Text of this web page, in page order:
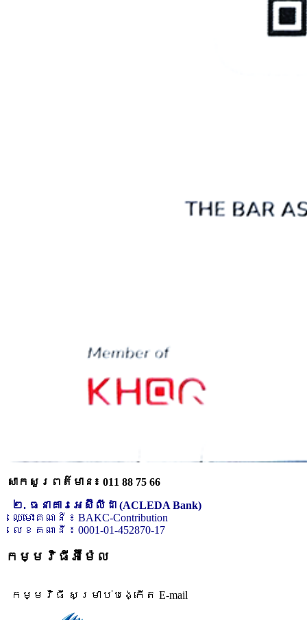
សាកសួរពត៌មាន៖ 011 88 75 66
២. ធនាគារអេស៊ីលីដា (ACLEDA Bank)
ឈ្មោះគណនី ៖ BAKC-Contribution
លេខគណនី ៖ 0001-01-452870-17
កម្មវិធីអ៊ីម៉ែល
កម្មវិធី សម្រាប់បង្កើត E-mail